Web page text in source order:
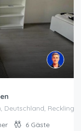
Deutschland,
6 Gäste